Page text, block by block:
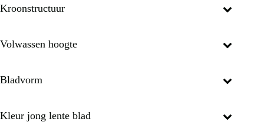
Kroonstructuur
Volwassen hoogte
Bladvorm
Kleur jong lente blad